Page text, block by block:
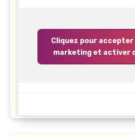
Cliquez pour accepter
marketing et activer